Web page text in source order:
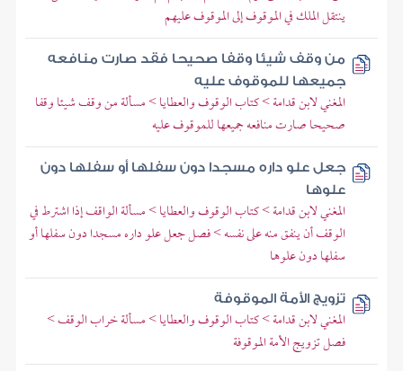
ينتقل الملك في الموقوف إلى الموقوف عليهم
من وقف شيئا وقفا صحيحا فقد صارت منافعه
جميعها للموقوف عليه
المغني لابن قدامة > كتاب الوقوف والعطايا > مسألة من وقف شيئا وقفا
صحيحا صارت منافعه جميعها للموقوف عليه
جعل علو داره مسجدا دون سفلها أو سفلها دون
علوها
المغني لابن قدامة > كتاب الوقوف والعطايا > مسألة الواقف إذا اشترط في
الوقف أن ينفق منه على نفسه > فصل جعل علو داره مسجدا دون سفلها أو
سفلها دون علوها
تزويج الأمة الموقوفة
المغني لابن قدامة > كتاب الوقوف والعطايا > مسألة خراب الوقف >
فصل تزويج الأمة الموقوفة